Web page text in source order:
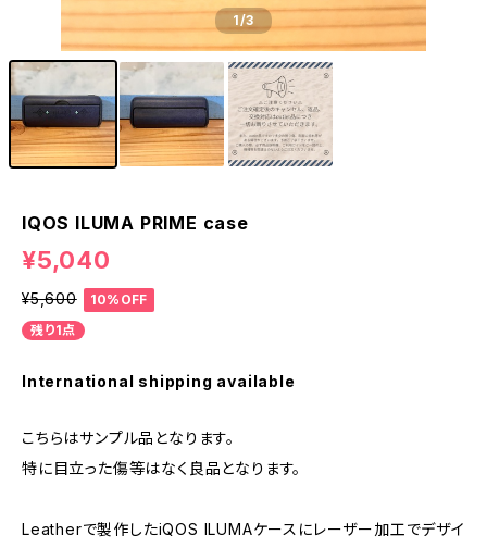
1/3
IQOS ILUMA PRIME case
¥5,040
¥5,600
10%OFF
残り1点
International shipping available
こちらはサンプル品となります。
特に目立った傷等はなく良品となります。
Leatherで製作したiQOS ILUMAケースにレーザー加工でデザイ